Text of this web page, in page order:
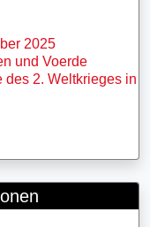
2025
und Voerde
des 2. Weltkrieges in